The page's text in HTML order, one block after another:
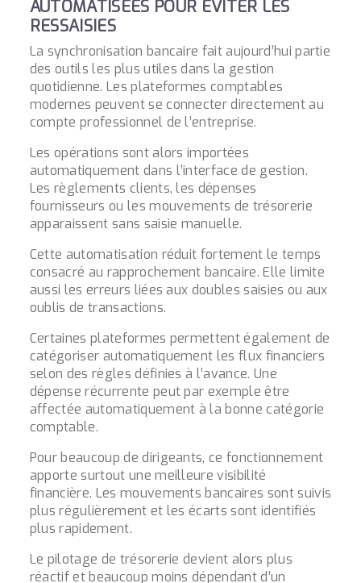
AUTOMATISÉES POUR ÉVITER LES
RESSAISIES
La synchronisation bancaire fait aujourd’hui partie
des outils les plus utiles dans la gestion
quotidienne. Les plateformes comptables
modernes peuvent se connecter directement au
compte professionnel de l’entreprise.
Les opérations sont alors importées
automatiquement dans l’interface de gestion.
Les règlements clients, les dépenses
fournisseurs ou les mouvements de trésorerie
apparaissent sans saisie manuelle.
Cette automatisation réduit fortement le temps
consacré au rapprochement bancaire. Elle limite
aussi les erreurs liées aux doubles saisies ou aux
oublis de transactions.
Certaines plateformes permettent également de
catégoriser automatiquement les flux financiers
selon des règles définies à l’avance. Une
dépense récurrente peut par exemple être
affectée automatiquement à la bonne catégorie
comptable.
Pour beaucoup de dirigeants, ce fonctionnement
apporte surtout une meilleure visibilité
financière. Les mouvements bancaires sont suivis
plus régulièrement et les écarts sont identifiés
plus rapidement.
Le pilotage de trésorerie devient alors plus
réactif et beaucoup moins dépendant d’un